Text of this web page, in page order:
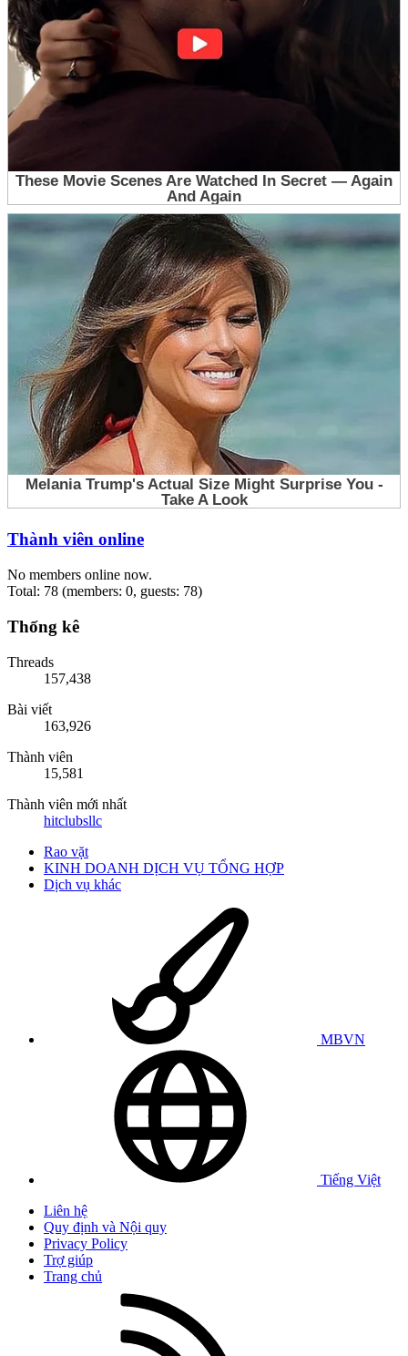
Thành viên online
No members online now.
Total: 78 (members: 0, guests: 78)
Thống kê
Threads
157,438
Bài viết
163,926
Thành viên
15,581
Thành viên mới nhất
hitclubsllc
Rao vặt
KINH DOANH DỊCH VỤ TỔNG HỢP
Dịch vụ khác
MBVN
Tiếng Việt
Liên hệ
Quy định và Nội quy
Privacy Policy
Trợ giúp
Trang chủ